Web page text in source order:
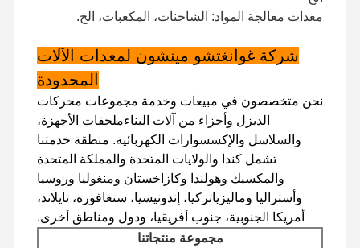
محرك الديزل
محرك ميتسوبيشي
طقم إعادة بناء المحرك
مضخة حقن
تجميع الشاحن التربيني
قطع غيار المحركات الأخرى
معدات معالجة المواد: الشاحنات، المكعبات، الخ.
شركة غوانغتشو مينشون لمعدات الآلات
المحدودة
نحن متخصصون في مبيعات وخدمة مجموعات محركات
الديزل وأجزاء من آلات البناءملحقات الأجهزة،
والسلاسل والإكسسوارات الكهربائية. منطقة خدمتنا
تشمل كندا والولايات المتحدة والمملكة المتحدة
والمكسيك وهولندا وكازاخستان ومنغوليا وروسيا
وأستراليا وماليزياتركيا، إندونيسيا، سنغافورة، تايلاند،
أمريكا الجنوبية، جنوب أفريقيا، ودول ومناطق أخرى.
مجموعة منتجاتنا